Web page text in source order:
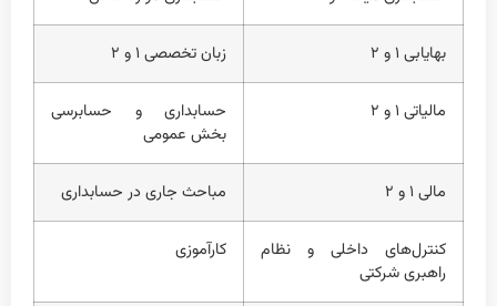
بهایابی ۱ و ۲ زبان تخصصی ۱ و ۲
مالیاتی ۱ و ۲
حسابداری و حسابرسی
بخش عمومی
مالی ۱ و ۲ مباحث جاری در حسابداری
کنترل‌های داخلی و نظام
راهبری شرکتی
کارآموزی